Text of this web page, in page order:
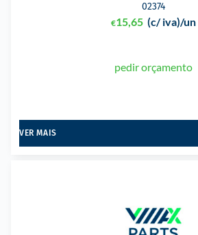
02374
€15,65 (c/ iva)/un
pedir orçamento
VER MAIS